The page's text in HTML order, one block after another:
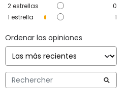
2estrellas
0
1 estrella 1
Ordenar las opiniones